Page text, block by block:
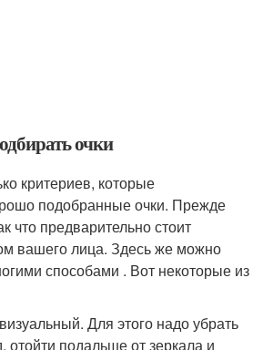
очки
критериев, которые
подобранные очки. Прежде
что предварительно стоит
вашего лица. Здесь же можно
способами . Вот некоторые из
Для этого надо убрать
отойти подальше от зеркала и